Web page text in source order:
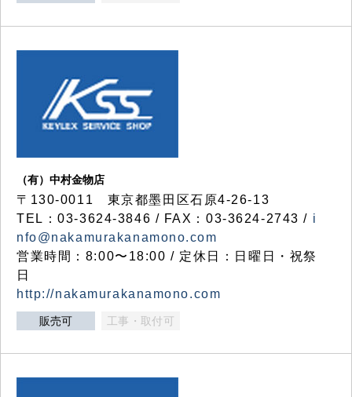
（有）中村金物店
〒130-0011 東京都墨田区石原4-26-13
TEL：03-3624-3846 / FAX：03-3624-2743 / i
nfo@nakamurakanamono.com
営業時間：8:00〜18:00 / 定休日：日曜日・祝祭
日
http://nakamurakanamono.com
販売可 工事・取付可